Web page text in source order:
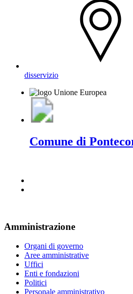
disservizio
Comune di
Amministrazione
Organi di governo
Aree amministrative
Uffici
Enti e fondazioni
Politici
Personale amministrativo